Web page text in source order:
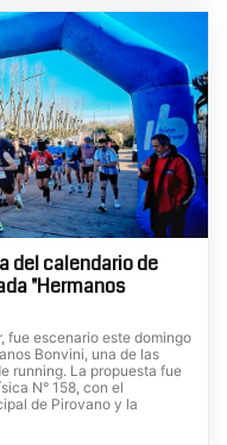
del calendario de
"Hermanos
fue escenario este domingo
Bonvini, una de las
running. La propuesta fue
N° 158, con el
de Pirovano y la